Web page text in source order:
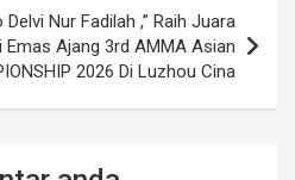
Nur Fadilah ,” Raih Juara
Emas Ajang 3rd AMMA Asian
2026 Di Luzhou Cina